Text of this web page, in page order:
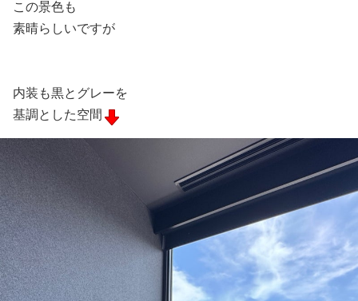
この景色も
素晴らしいですが
内装も黒とグレーを
基調とした空間